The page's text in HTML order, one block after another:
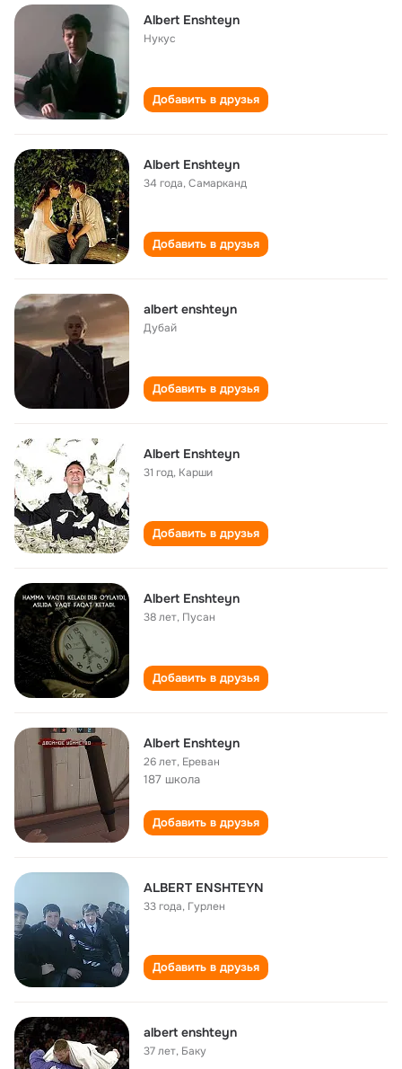
Albert Enshteyn
Нукус
Добавить в друзья
Albert Enshteyn
34 года,Самарканд
Добавить в друзья
albert enshteyn
Дубай
Добавить в друзья
Albert Enshteyn
31 год, Карши
Добавить в друзья
Albert Enshteyn
38 лет, Пусан
Добавить в друзья
Albert Enshteyn
26 лет, Ереван
187 школа
Добавить в друзья
ALBERT ENSHTEYN
33 года, Гурлен
Добавить в друзья
albert enshteyn
37 лет, Баку